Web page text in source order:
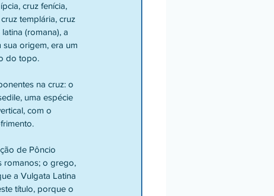
cruz fenícia,
templária, cruz
(romana), a
origem, era um
do topo.
na cruz: o
uma espécie
com o
de Pôncio
romanos; o grego,
a Vulgata Latina
título, porque o